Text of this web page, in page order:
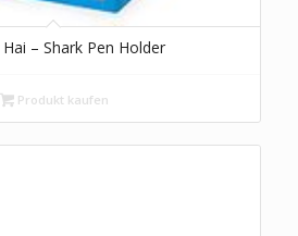
– Shark Pen Holder
Produkt kaufen